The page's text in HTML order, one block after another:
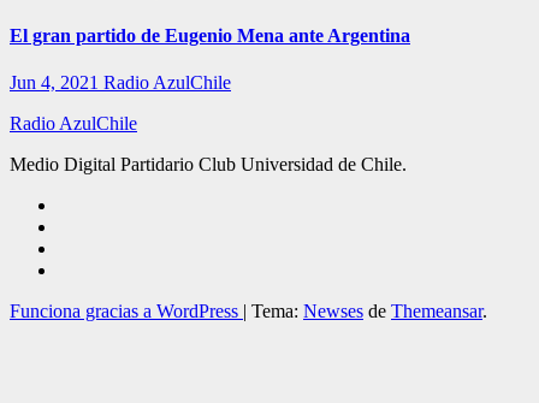
El gran partido de Eugenio Mena ante Argentina
Jun 4, 2021 Radio AzulChile
Radio AzulChile
Medio Digital Partidario Club Universidad de Chile.
Funciona gracias a WordPress | Tema: Newses de Themeansar.